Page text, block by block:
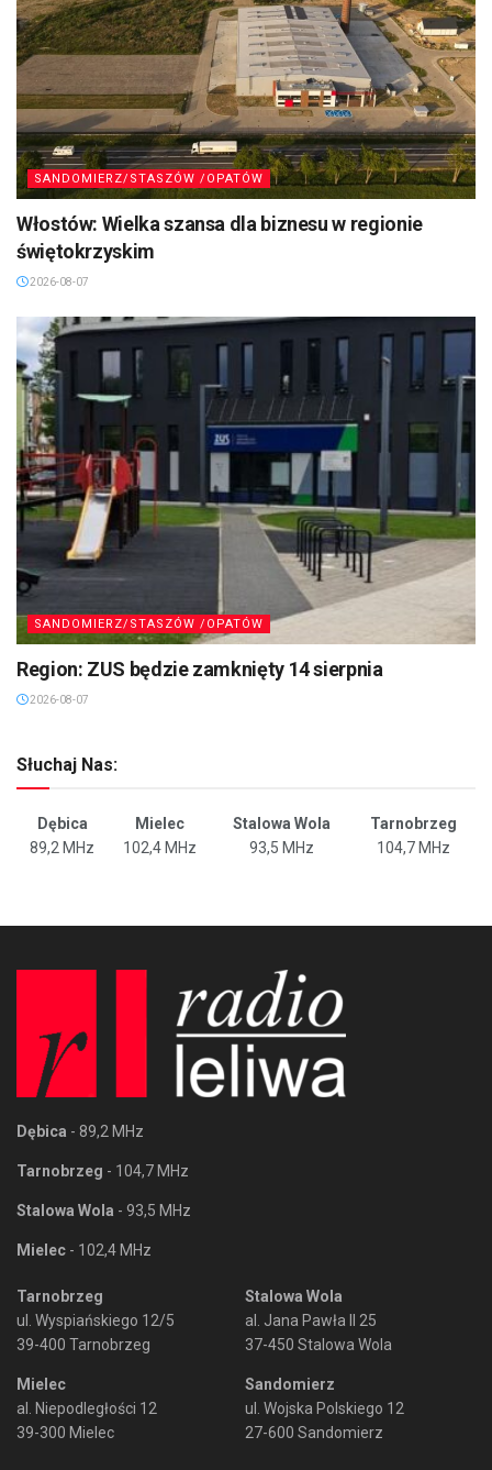
SANDOMIERZ/STASZÓW /OPATÓW
Włostów: Wielka szansa dla biznesu w regionie
świętokrzyskim
2026-08-07
SANDOMIERZ/STASZÓW /OPATÓW
Region: ZUS będzie zamknięty 14 sierpnia
2026-08-07
Słuchaj Nas:
Dębica Mielec Stalowa Wola
Tarnobrzeg
89,2 MHz
102,4 MHz 93,5 MHz 104,7 MHz
Dębica - 89,2 MHz
Tarnobrzeg - 104,7 MHz
Stalowa Wola - 93,5 MHz
Mielec - 102,4 MHz
Tarnobrzeg
ul. Wyspiańskiego 12/5
39-400 Tarnobrzeg
Mielec
al. Niepodległości 12
39-300 Mielec
Stalowa Wola
al. Jana Pawła II 25
37-450 Stalowa Wola
Sandomierz
ul. Wojska Polskiego 12
27-600 Sandomierz